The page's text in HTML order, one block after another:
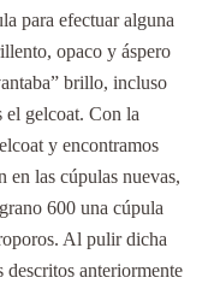
para efectuar alguna
opaco y áspero
brillo, incluso
el gelcoat. Con la
y encontramos
en las cúpulas nuevas,
600 una cúpula
Al pulir dicha
descritos anteriormente